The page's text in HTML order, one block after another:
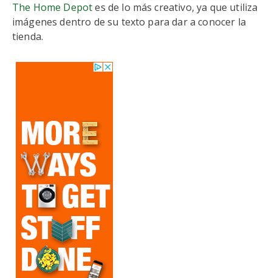
The Home Depotes de lo más creativo, ya que utiliza
imágenes dentro de su texto para dar a conocer la
tienda.